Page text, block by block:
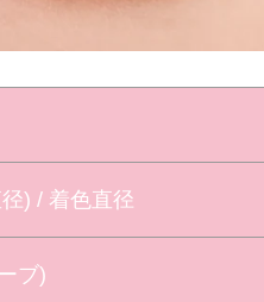
) / 着色直径
ブ)